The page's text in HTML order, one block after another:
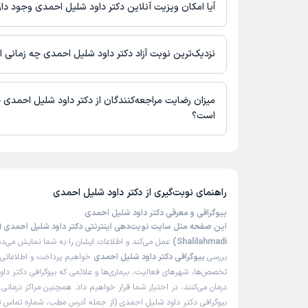
آیا امکان ویزیت آنلاین دکتر داود شلیل احمدی وجود
در حال حاضر اطلاعاتی درباره ارائه ویزیت آنلاین توسط دکتر داود
دسترس نیست. برای دریافت اطلاعات دقیق‌تر، لطفاً با مطب تماس
نزدیک‌ترین نوبت آزاد دکتر داود شلیل احمدی چه
زمان نوبت‌دهی و پذیرش بیماران با هماهنگی مطب مشخص می‌شود.
میزان رضایت مراجعه‌کنندگان از دکتر داود شلیل
است؟
راهنمای نوبت‌گیری از دکتر داود شلیل احمدی
بیوگرافی و معرفی دکتر داود شلیل احمدی
Shalilahmadi)
عمل می‌کند و اطلاعات ایشان را به شما نمایش
بررسی بیوگرافی دکتر داود شلیل احمدی خواهیم پرداخت و اطلاعاتی
تخصص‌ها، شهرهای فعالیت، بیماری‌ها و علائمی که بیوگرافی دکتر
درمان می‌کنند، در اختیار شما قرار خواهیم داد. همچنین مراکز
بیوگرافی دکتر داود شلیل احمدی (از جمله آدرس مطب، شماره تماس